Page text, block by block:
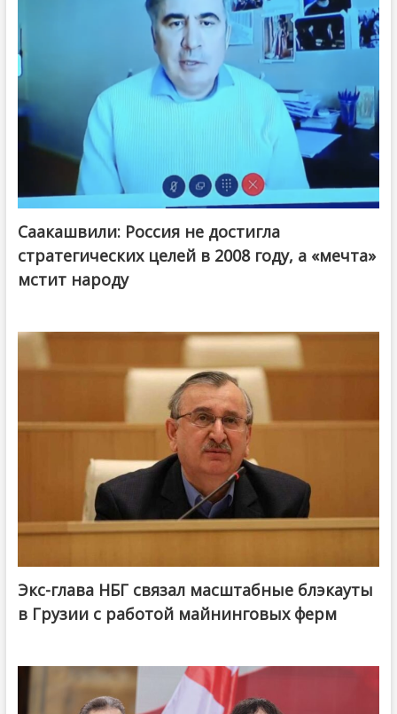
Саакашвили: Россия не достигла
стратегических целей в 2008 году, а «мечта»
мстит народу
Экс-глава НБГ связал масштабные блэкауты
в Грузии с работой майнинговых ферм